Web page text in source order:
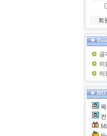
회
공
이
이